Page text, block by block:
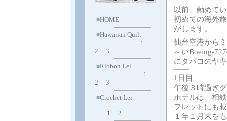
■HOME
■Hawaiian Quilt
1
2
3
■Ribbon Lei
1
2
3
■Crochet Lei
1 2
以前、勤めて
初めての海外
がします。
仙台空港から
～いBoeing-
にタバコのヤ
1日目
午後３時過ぎ
ホテルは「相
フレットにも
１年１月末を